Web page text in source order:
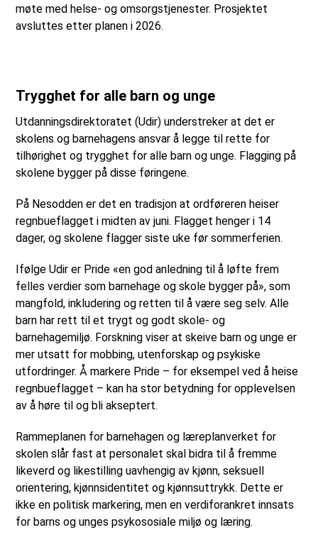
møte med helse- og omsorgstjenester. Prosjektet
avsluttes etter planen i 2026.
Trygghet for alle barn og unge
Utdanningsdirektoratet (Udir) understreker at det er
skolens og barnehagens ansvar å legge til rette for
tilhørighet og trygghet for alle barn og unge. Flagging på
skolene bygger på disse føringene.
På Nesodden er det en tradisjon at ordføreren heiser
regnbueflagget i midten av juni. Flagget henger i 14
dager, og skolene flagger siste uke før sommerferien.
Ifølge Udir er Pride «en god anledning til å løfte frem
felles verdier som barnehage og skole bygger på», som
mangfold, inkludering og retten til å være seg selv. Alle
barn har rett til et trygt og godt skole- og
barnehagemiljø. Forskning viser at skeive barn og unge er
mer utsatt for mobbing, utenforskap og psykiske
utfordringer. Å markere Pride – for eksempel ved å heise
regnbueflagget – kan ha stor betydning for opplevelsen
av å høre til og bli akseptert.
Rammeplanen for barnehagen og læreplanverket for
skolen slår fast at personalet skal bidra til å fremme
likeverd og likestilling uavhengig av kjønn, seksuell
orientering, kjønnsidentitet og kjønnsuttrykk. Dette er
ikke en politisk markering, men en verdiforankret innsats
for barns og unges psykososiale miljø og læring.